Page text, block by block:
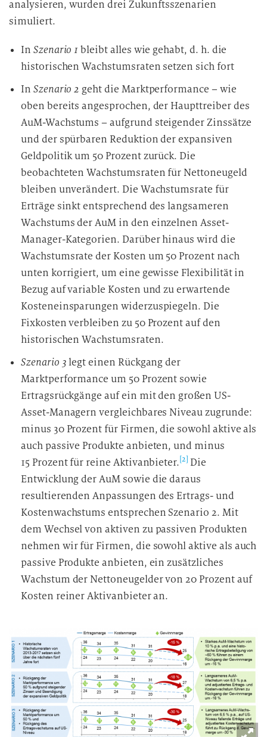
analysieren, wurden drei Zukunftsszenarien
simuliert.
In Szenario 1bleibt alles wie gehabt, d. h. die
historischen Wachstumsraten setzen sich fort
In Szenario 2 geht die Marktperformance – wie
oben bereits angesprochen, der Haupttreiber des
AuM-Wachstums – aufgrund steigender Zinssätze
und der spürbaren Reduktion der expansiven
Geldpolitik um 50 Prozent zurück. Die
beobachteten Wachstumsraten für Nettoneugeld
bleiben unverändert. Die Wachstumsrate für
Erträge sinkt entsprechend des langsameren
Wachstums der AuM in den einzelnen Asset-
Manager-Kategorien. Darüber hinaus wird die
Wachstumsrate der Kosten um 50 Prozent nach
unten korrigiert, um eine gewisse Flexibilität in
Bezug auf variable Kosten und zu erwartende
Kosteneinsparungen widerzuspiegeln. Die
Fixkosten verbleiben zu 50 Prozent auf den
historischen Wachstumsraten.
Szenario 3legt einen Rückgang der
Marktperformance um 50 Prozent sowie
Ertragsrückgänge auf ein mit den großen US-
Asset-Managern vergleichbares Niveau zugrunde:
minus 30 Prozent für Firmen, die sowohl aktive als
auch passive Produkte anbieten, und minus
15 Prozent für reine Aktivanbieter. [2] Die
Entwicklung der AuM sowie die daraus
resultierenden Anpassungen des Ertrags- und
Kostenwachstums entsprechen Szenario 2. Mit
dem Wechsel von aktiven zu passiven Produkten
nehmen wir für Firmen, die sowohl aktive als auch
passive Produkte anbieten, ein zusätzliches
Wachstum der Nettoneugelder von 20 Prozent auf
Kosten reiner Aktivanbieter an.